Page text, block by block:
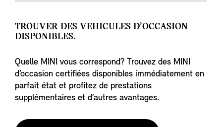
TROUVER DES VÉHICULES D’OCCASION
DISPONIBLES.
Quelle MINI vous correspond? Trouvez des MINI
d’occasion certifiées disponibles immédiatement en
parfait état et profitez de prestations
supplémentaires et d’autres avantages.